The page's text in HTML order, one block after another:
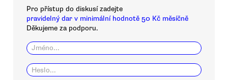
Pro přístup do diskusí zadejte
pravidelný dar v minimální hodnotě 50 Kč měsíčně
Děkujeme za podporu.